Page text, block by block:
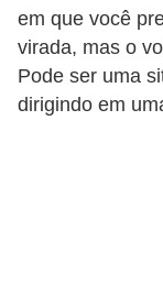
em que você
virada, mas o
Pode ser uma
dirigindo em
c
i
o
n